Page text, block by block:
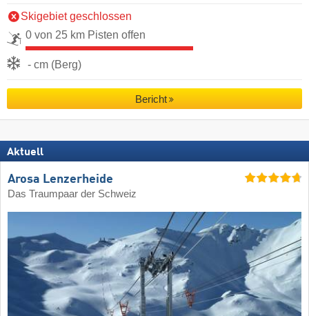
Skigebiet geschlossen
0 von 25 km Pisten offen
- cm (Berg)
Bericht
Aktuell
Arosa Lenzerheide
Das Traumpaar der Schweiz